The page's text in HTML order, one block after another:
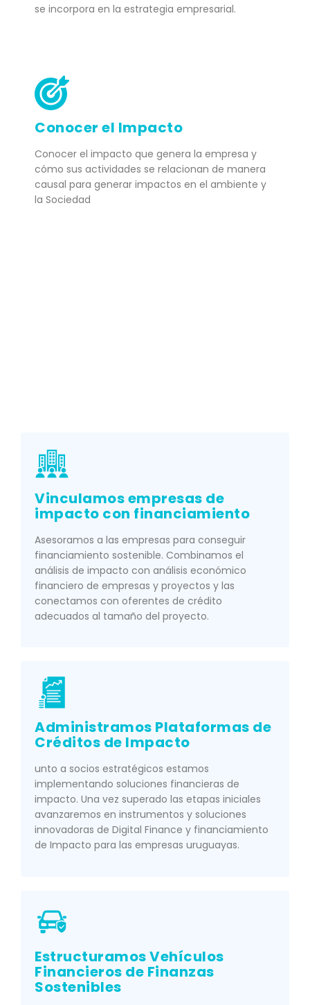
se incorpora en la estrategia empresarial.
Conocer el Impacto
Conocer el impacto que genera la empresa y
cómo sus actividades se relacionan de manera
causal para generar impactos en el ambiente y
la Sociedad
Vinculamos empresas de
impacto con financiamiento
Asesoramos a las empresas para conseguir
financiamiento sostenible. Combinamos el
análisis de impacto con análisis económico
financiero de empresas y proyectos y las
conectamos con oferentes de crédito
adecuados al tamaño del proyecto.
Administramos Plataformas de
Créditos de Impacto
unto a socios estratégicos estamos
implementando soluciones financieras de
impacto. Una vez superado las etapas iniciales
avanzaremos en instrumentos y soluciones
innovadoras de Digital Finance y financiamiento
de Impacto para las empresas uruguayas.
Estructuramos Vehículos
Financieros de Finanzas
Sostenibles